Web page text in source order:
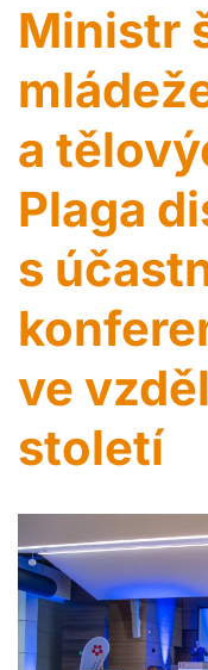
Ministr
a
Plaga
s
ve
století